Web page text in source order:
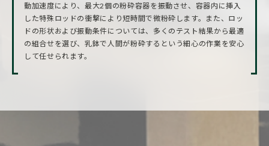
動加速度により、最大2個の粉砕容器を振動させ、容器内に挿入
した特殊ロッドの衝撃により短時間で微粉砕します。また、ロッ
ドの形状および振動条件については、多くのテスト結果から最適
の組合せを選び、乳鉢で人間が粉砕するという細心の作業を安心
して任せられます。